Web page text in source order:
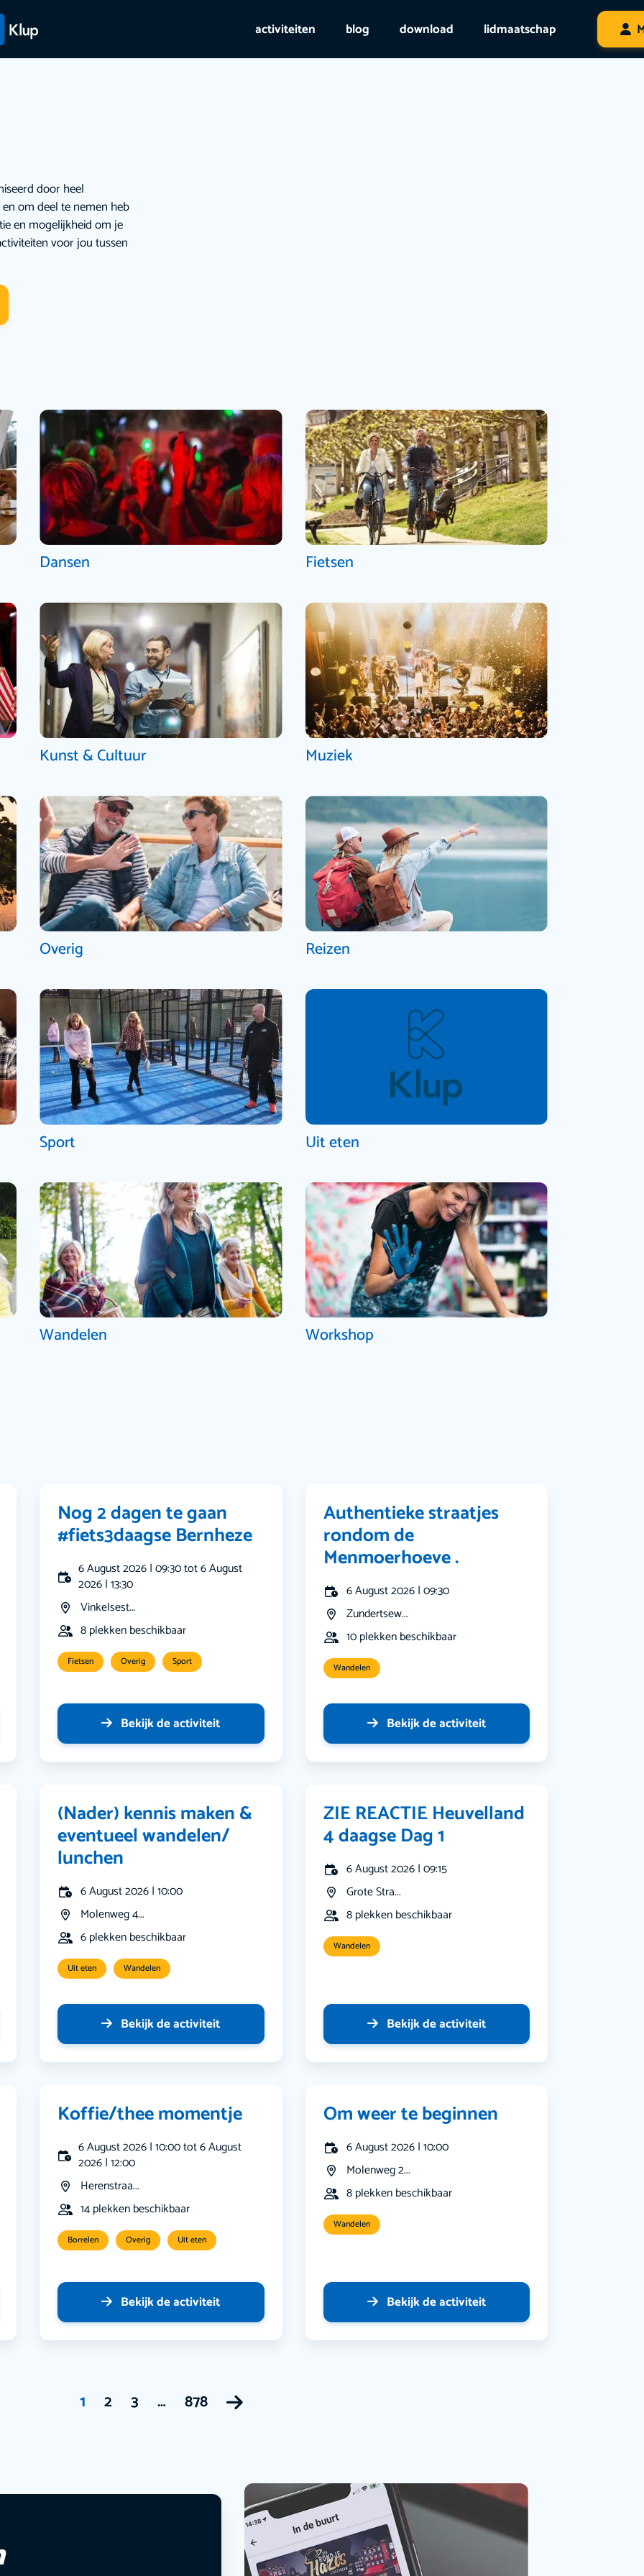
activiteiten blog download lidmaatschap
door heel
om deel te nemen heb
en mogelijkheid om je
voor jou tussen
Dansen Fietsen
Kunst & Cultuur Muziek
Overig Reizen
Sport Uit eten
Wandelen Workshop
Nog 2 dagen te gaan
#fiets3daagse Bernheze
6 August 2026 | 09:30 tot 6 August
2026 | 13:30
Vinkelsest...
8 plekken beschikbaar
Fietsen Overig Sport
Bekijk de activiteit
Authentieke straatjes
rondom de
Menmoerhoeve .
6 August 2026 | 09:30
Zundertsew...
10 plekken beschikbaar
Wandelen
Bekijk de activiteit
(Nader) kennis maken &
eventueel wandelen/
lunchen
6 August 2026 | 10:00
Molenweg 4...
6 plekken beschikbaar
Uit eten Wandelen
Bekijk de activiteit
ZIE REACTIE Heuvelland
4 daagse Dag 1
6 August 2026 | 09:15
Grote Stra...
8 plekken beschikbaar
Wandelen
Bekijk de activiteit
Koffie/thee momentje
6 August 2026 | 10:00 tot 6 August
2026 | 12:00
Herenstraa...
14 plekken beschikbaar
Borrelen Overig Uit eten
Bekijk de activiteit
Om weer te beginnen
6 August 2026 | 10:00
Molenweg 2...
8 plekken beschikbaar
Wandelen
Bekijk de activiteit
1 2 3 … 878